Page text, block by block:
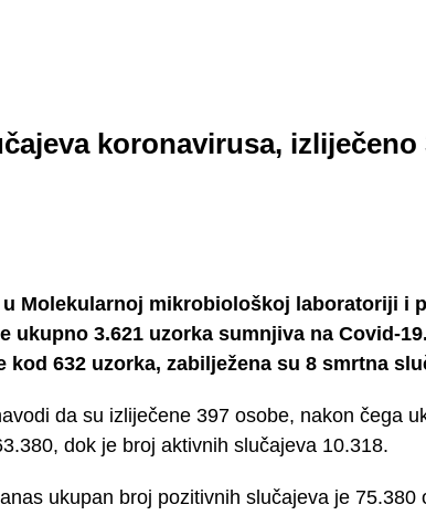
koronavirusa, izliječeno
Molekularnoj mikrobiološkoj laboratoriji i
ukupno 3.621 uzorka sumnjiva na Covid-
kod 632 uzorka, zabilježena su 8 smrtna
da su izliječene 397 osobe, nakon čega
dok je broj aktivnih slučajeva 10.318.
ukupan broj pozitivnih slučajeva je 75.380